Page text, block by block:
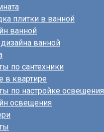
плитки в ванной
ванной
ванной
по сантехники
в квартире
по настройке освещения
освещения